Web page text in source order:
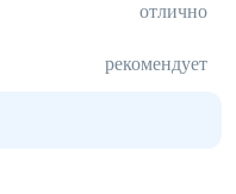
отлично
рекомендует